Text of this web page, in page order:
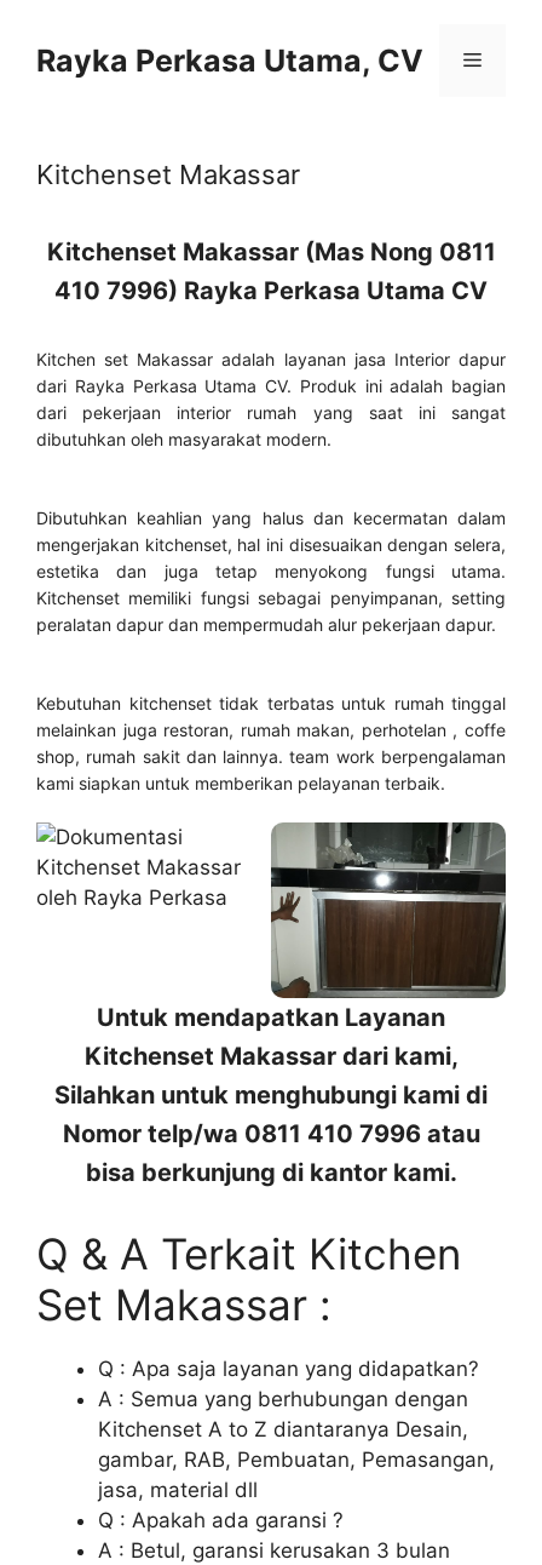
contentRayka Perkasa Utama, CV Menu
Kitchenset Makassar
Kitchenset Makassar (Mas Nong 0811
410 7996) Rayka Perkasa Utama CV
Kitchen set Makassar adalah layanan jasa Interior dapur
dari Rayka Perkasa Utama CV. Produk ini adalah bagian
dari pekerjaan interior rumah yang saat ini sangat
dibutuhkan oleh masyarakat modern.
Dibutuhkan keahlian yang halus dan kecermatan dalam
mengerjakan kitchenset, hal ini disesuaikan dengan selera,
estetika dan juga tetap menyokong fungsi utama.
Kitchenset memiliki fungsi sebagai penyimpanan, setting
peralatan dapur dan mempermudah alur pekerjaan dapur.
Kebutuhan kitchenset tidak terbatas untuk rumah tinggal
melainkan juga restoran, rumah makan, perhotelan , coffe
shop, rumah sakit dan lainnya. team work berpengalaman
kami siapkan untuk memberikan pelayanan terbaik.
Untuk mendapatkan Layanan
Kitchenset Makassar dari kami,
Silahkan untuk menghubungi kami di
Nomor telp/wa 0811 410 7996 atau
bisa berkunjung di kantor kami.
Q & A Terkait Kitchen
Set Makassar :
Q : Apa saja layanan yang didapatkan?
A : Semua yang berhubungan dengan
Kitchenset A to Z diantaranya Desain,
gambar, RAB, Pembuatan, Pemasangan,
jasa, material dll
Q : Apakah ada garansi ?
A : Betul, garansi kerusakan 3 bulan